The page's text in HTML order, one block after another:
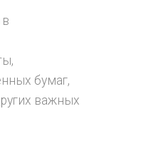
бумаг,
важных